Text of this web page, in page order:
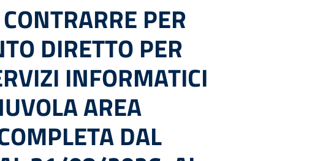
PER
DIRETTO PER
INFORMATICI
AREA
DAL